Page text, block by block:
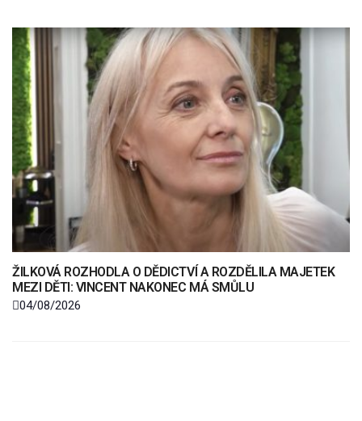
ŽILKOVÁ ROZHODLA O DĚDICTVÍ A ROZDĚLILA MAJETEK
MEZI DĚTI: VINCENT NAKONEC MÁ SMŮLU
04/08/2026